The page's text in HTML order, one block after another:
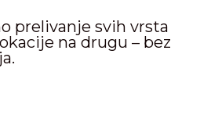
prelivanje svih vrsta
na drugu – bez